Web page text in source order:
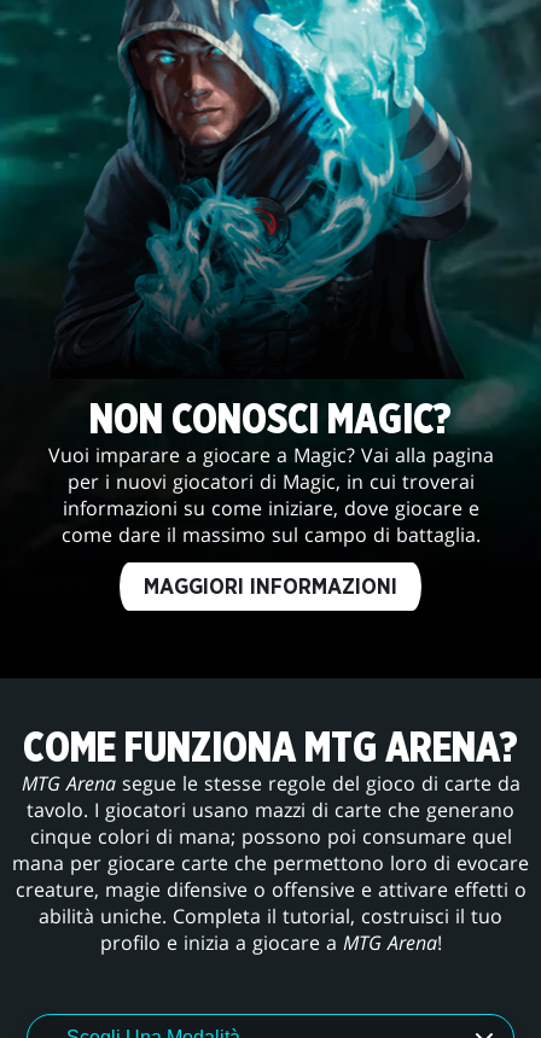
NON CONOSCI MAGIC?
Vuoi imparare a giocare a Magic? Vai alla pagina
per i nuovi giocatori di Magic, in cui troverai
informazioni su come iniziare, dove giocare e
come dare il massimo sul campo di battaglia.
MAGGIORI INFORMAZIONI
COME FUNZIONA MTG ARENA?
MTG Arenasegue le stesse regole del gioco di carte da
tavolo. I giocatori usano mazzi di carte che generano
cinque colori di mana; possono poi consumare quel
mana per giocare carte che permettono loro di evocare
creature, magie difensive o offensive e attivare effetti o
abilità uniche. Completa il tutorial, costruisci il tuo
profilo e inizia a giocare a MTG Arena!